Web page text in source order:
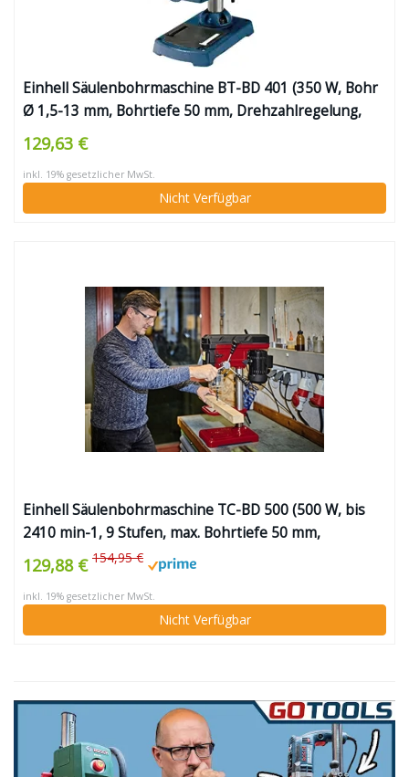
Einhell Säulenbohrmaschine BT-BD 401 (350 W, Bohr
Ø 1,5-13 mm, Bohrtiefe 50 mm, Drehzahlregelung,
stufenlose Tischhöhenverstellung)
129,63 €
inkl. 19% gesetzlicher MwSt.
Nicht Verfügbar
Einhell Säulenbohrmaschine TC-BD 500 (500 W, bis
2410 min-1, 9 Stufen, max. Bohrtiefe 50 mm,
einstellbarer Tiefenanschlag, neig-/drehbarer und
höhenverstellbarer Bohrtisch)
129,88 € 154,95 €
inkl. 19% gesetzlicher MwSt.
Nicht Verfügbar